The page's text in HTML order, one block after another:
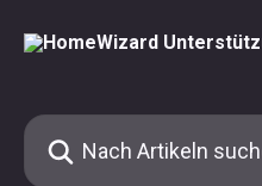
Nach Artikeln suchen …